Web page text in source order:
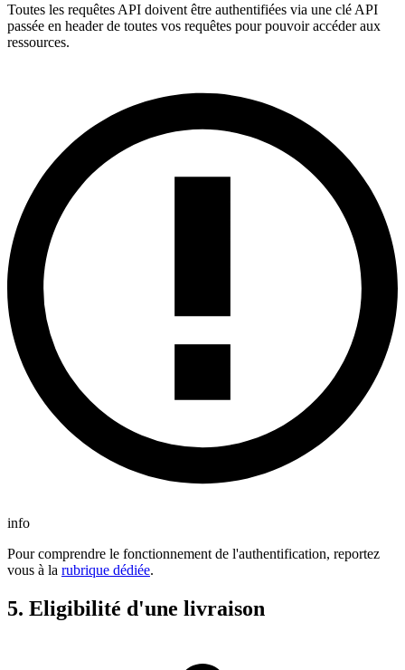
Toutes les requêtes API doivent être authentifiées via une clé API
passée en header de toutes vos requêtes pour pouvoir accéder aux
ressources.
info
Pour comprendre le fonctionnement de l'authentification, reportez
vous à la rubrique dédiée.
5. Eligibilité d'une livraison